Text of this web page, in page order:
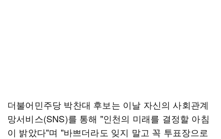
더불어민주당 박찬대 후보는 이날 자신의 사회관계
망서비스(SNS)를 통해 "인천의 미래를 결정할 아침
이 밝았다"며 "바쁘더라도 잊지 말고 꼭 투표장으로